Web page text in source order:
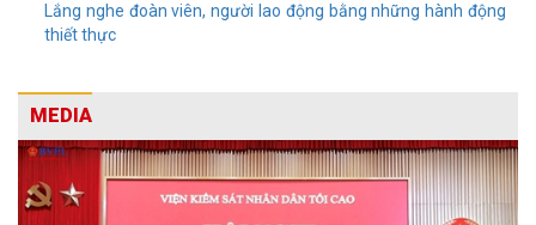
Lắng nghe đoàn viên, người lao động bằng những hành động
thiết thực
MEDIA